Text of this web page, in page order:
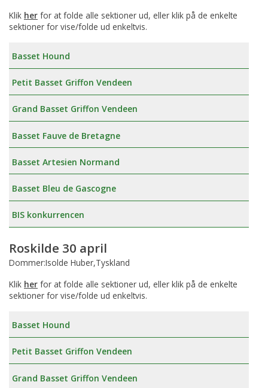
Klik her for at folde alle sektioner ud, eller klik på de enkelte
sektioner for vise/folde ud enkeltvis.
Basset Hound
Petit Basset Griffon Vendeen
Grand Basset Griffon Vendeen
Basset Fauve de Bretagne
Basset Artesien Normand
Basset Bleu de Gascogne
BIS konkurrencen
Roskilde 30 april
Dommer:Isolde Huber,Tyskland
Klik her for at folde alle sektioner ud, eller klik på de enkelte
sektioner for vise/folde ud enkeltvis.
Basset Hound
Petit Basset Griffon Vendeen
Grand Basset Griffon Vendeen